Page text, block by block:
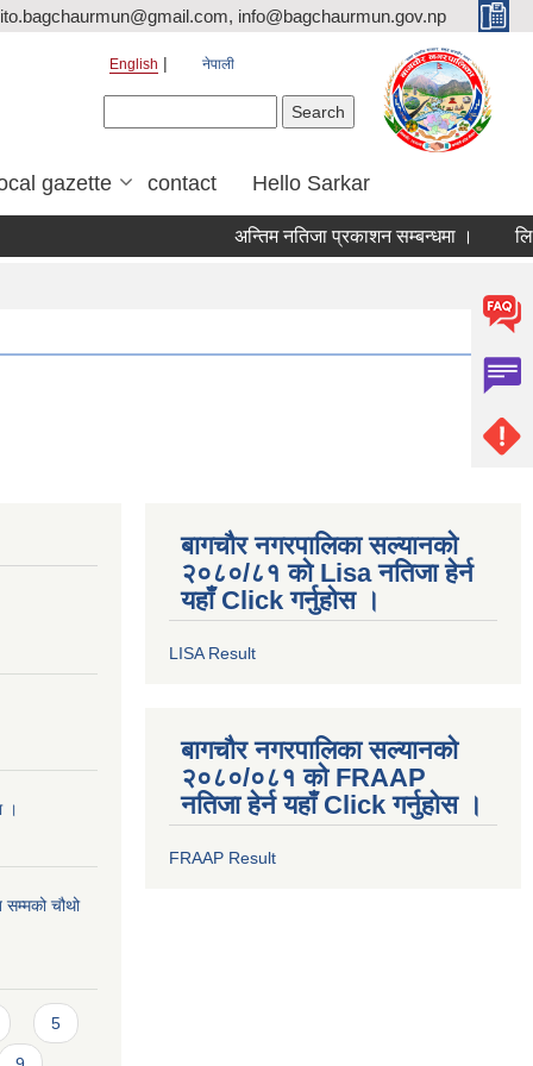
ito.bagchaurmun@gmail.com, info@bagchaurmun.gov.np
English नेपाली
gazette contact Hello Sarkar
अन्तिम नतिजा प्रकाशन सम्बन्धमा ।
।
चौथो
5
बागचौर नगरपालिका सल्यानको
२०८०/८१ को Lisa नतिजा हेर्न
यहाँ Click गर्नुहोस ।
LISA Result
बागचौर नगरपालिका सल्यानको
२०८०/०८१ को FRAAP
नतिजा हेर्न यहाँ Click गर्नुहोस ।
FRAAP Result